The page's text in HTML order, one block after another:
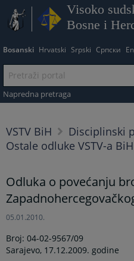
Visoko
Bosne i
Bosanski Hrvatski Srpski Српски
Napredna pretraga
VSTV BiH
Disciplinski
Ostale odluke VSTV-a BiH
Odluka o povećanju
05.01.2010.
Broj: 04-02-9567/09
Sarajevo, 17.12.2009. godine